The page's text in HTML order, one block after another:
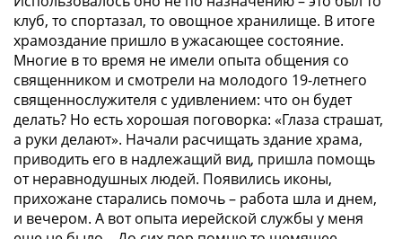
клуб, то спортазал, то овощное хранилище. В итоге
храмоздание пришло в ужасающее состояние.
Многие в то время не имели опыта общения со
священником и смотрели на молодого 19-летнего
священнослужителя с удивлением: что он будет
делать? Но есть хорошая поговорка: «Глаза страшат,
а руки делают». Начали расчищать здание храма,
приводить его в надлежащий вид, пришла помощь
от неравнодушных людей. Появились иконы,
прихожане старались помочь – работа шла и днем,
и вечером. А вот опыта иерейской службы у меня